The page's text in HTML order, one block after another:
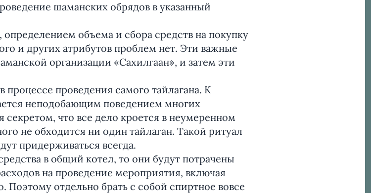
шаманских обрядов в указанный
объема и сбора средств на покупку
и других атрибутов проблем нет. Эти важные
организации «Сахилгаан», и затем эти
процессе проведения самого тайлагана. К
неподобающим поведением многих
секретом, что все дело кроется в неумеренном
не обходится ни один тайлаган. Такой ритуал
придерживаться всегда.
в общий котел, то они будут потрачены
на проведение мероприятия, включая
Поэтому отдельно брать с собой спиртное вовсе